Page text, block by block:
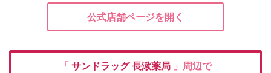
公式店舗ページを開く
「 サンドラッグ長湫薬局 」周辺で